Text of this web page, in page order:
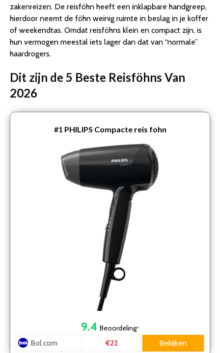
zakenreizen. De reisföhn heeft een inklapbare handgreep,
hierdoor neemt de föhn weinig ruimte in beslag in je koffer
of weekendtas. Omdat reisföhns klein en compact zijn, is
hun vermogen meestal iets lager dan dat van “normale”
haardrogers.
Dit zijn de 5 Beste Reisföhns Van
2026
#1 PHILIPS Compacte reis fohn
9.4 Beoordeling*
Bol.com €22 Bekijken